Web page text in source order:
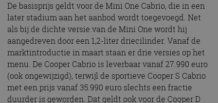
De basisprijs geldt voor de Mini One Cabrio, die in een
later stadium aan het aanbod wordt toegevoegd. Net
als bij de dichte versie van de Mini One wordt hij
aangedreven door een 1,2-liter driecilinder. Vanaf de
marktintroductie in maart staan er drie versies op het
menu. De Cooper Cabrio is leverbaar vanaf 27.990 euro
(ook ongewijzigd), terwijl de sportieve Cooper S Cabrio
met een prijs vanaf 35.990 euro slechts een fractie
duurder is geworden. Dat geldt ook voor de Cooper D